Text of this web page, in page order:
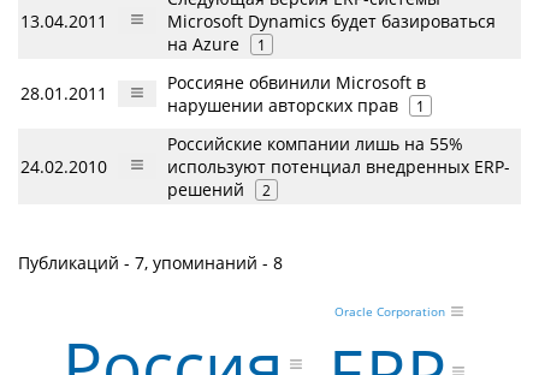
13.04.2011
Microsoft Dynamics будет базироваться
на Azure
1
28.01.2011
Россияне обвинили Microsoft в
нарушении авторских прав
1
24.02.2010
Российские компании лишь на 55%
используют потенциал внедренных ERP-
решений
2
Публикаций - 7, упоминаний - 8
Oracle Corporation